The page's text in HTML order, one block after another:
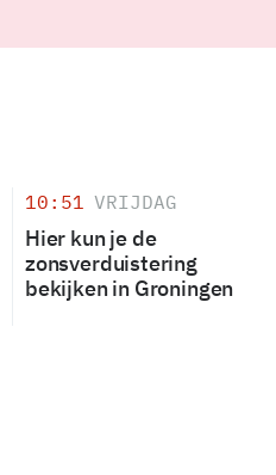
10:51 VRIJDAG
Hier kun je de
zonsverduistering
bekijken in Groningen